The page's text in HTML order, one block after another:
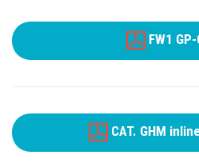
FW1
CAT. GHM